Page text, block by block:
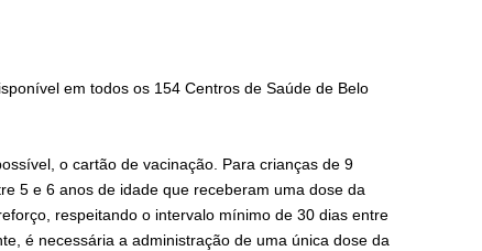
em todos os 154 Centros de Saúde de Belo
o cartão de vacinação. Para crianças de 9
5 e 6 anos de idade que receberam uma dose da
respeitando o intervalo mínimo de 30 dias entre
é necessária a administração de uma única dose da